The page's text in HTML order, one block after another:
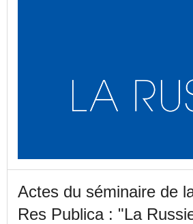
Actes du séminaire de
Res Publica : "La